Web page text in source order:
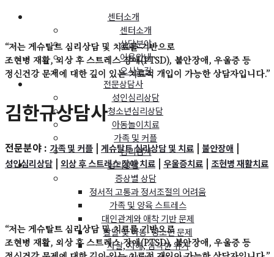
센터소개
센터소개
상담분야
이용안내
오시는길
전문상담사
성인심리상담
청소년심리상담
아동놀이치료
가족 및 커플
심리검사
심리상담
증상별 상담
정서적 고통과 정서조절의 어려움
가족 및 양육 스트레스
대인관계와 애착 기반 문제
발달 및 아동·청소년 문제
자살, 자해, 심각한 위기
“저는 게슈탈트 심리상담 및 치료를 기반으로
조현병 재활, 외상 후 스트레스 장애(PTSD), 불안장애, 우울증 등
정신건강 문제에 대한 깊이 있는 치료적 개입이 가능한 상담자입니다.”
김한규상담사
전문분야 : 가족 및 커플 | 게슈탈트 심리상담 및 치료 | 불안장애 |
성인심리상담 | 외상 후 스트레스 장애 치료 | 우울증치료 | 조현병 재활치료
“저는 게슈탈트 심리상담 및 치료를 기반으로
조현병 재활, 외상 후 스트레스 장애(PTSD), 불안장애, 우울증 등